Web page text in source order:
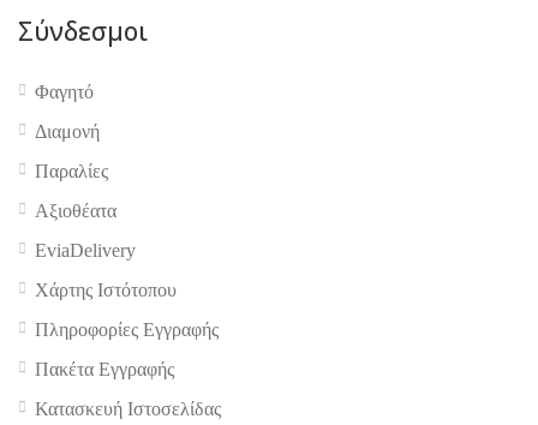
Σύνδεσμοι
Φαγητό
Διαμονή
Παραλίες
Αξιοθέατα
EviaDelivery
Χάρτης Ιστότοπου
Πληροφορίες Εγγραφής
Πακέτα Εγγραφής
Κατασκευή Ιστοσελίδας